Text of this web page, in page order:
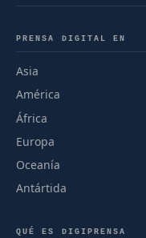
PRENSA DIGITAL EN
Asia
América
África
Europa
Oceanía
Antártida
QUÉ ES DIGIPRENSA